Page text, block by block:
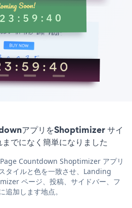
アプリをShoptimizer サイ
でになく簡単になりました
Countdown Shoptimizer アプリ
タイルと色を一致させ、Landing
ページ、投稿、サイドバー、フ
追加します地点。